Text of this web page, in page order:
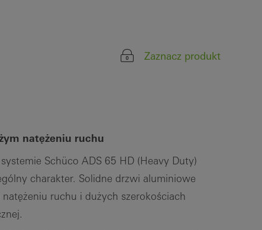
Zaznacz produkt
natężeniu ruchu
Schüco ADS 65 HD (Heavy Duty)
charakter. Solidne drzwi aluminiowe
ruchu i dużych szerokościach